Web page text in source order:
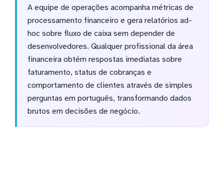
A equipe de operações acompanha métricas de
processamento financeiro e gera relatórios ad-
hoc sobre fluxo de caixa sem depender de
desenvolvedores. Qualquer profissional da área
financeira obtém respostas imediatas sobre
faturamento, status de cobranças e
comportamento de clientes através de simples
perguntas em português, transformando dados
brutos em decisões de negócio.